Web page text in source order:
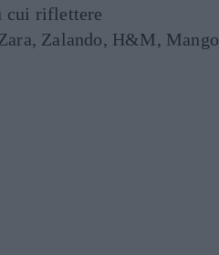
cui riflettere
Zalando, H&M, Mango